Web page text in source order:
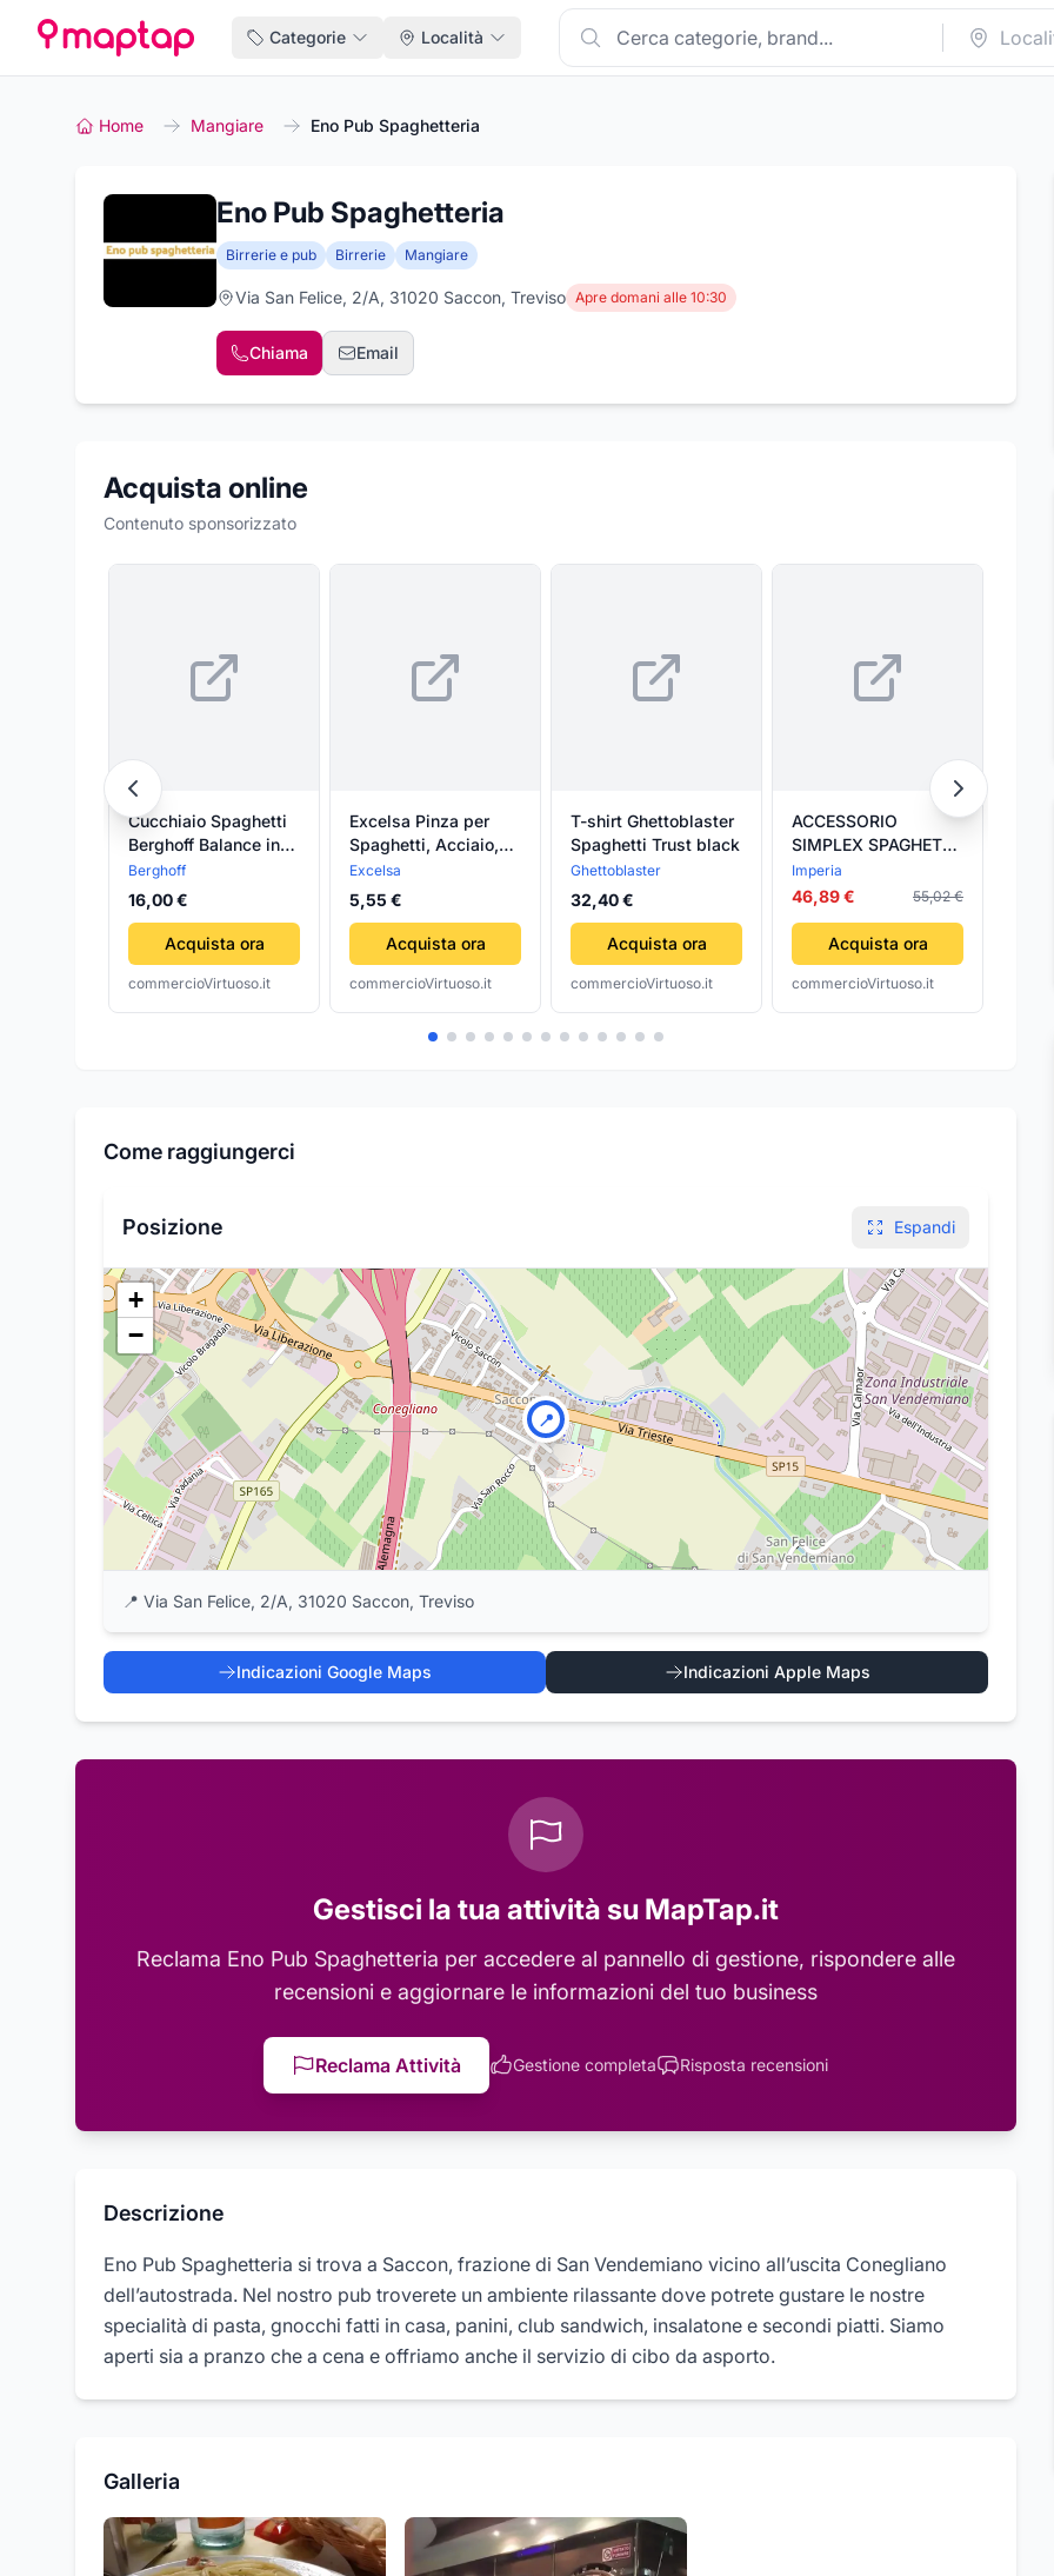
Categorie Località
Home Mangiare Eno Pub Spaghetteria
Eno Pub Spaghetteria
Birrerie e pub Birrerie Mangiare
Via San Felice, 2/A, 31020 Saccon, Treviso Apre domani alle 10:30
Chiama Email
Acquista online
Contenuto sponsorizzato
Cucchiaio Spaghetti
Berghoff Balance in
Plastica Riciclata
Berghoff
16,00 €
Acquista ora
commercioVirtuoso.it
Excelsa Pinza per
Spaghetti, Acciaio,
Argento
Excelsa
5,55 €
Acquista ora
commercioVirtuoso.it
T-shirt Ghettoblaster
Spaghetti Trust black
Ghettoblaster
32,40 €
Acquista ora
commercioVirtuoso.it
ACCESSORIO
SIMPLEX SPAGHETTI
PER MACCHINA
PASTA IMPERIA
Imperia
46,89 € 55,02 €
Acquista ora
commercioVirtuoso.it
Come raggiungerci
Posizione Espandi
📍
+
−
📍 Via San Felice, 2/A, 31020 Saccon, Treviso
Indicazioni Google Maps Indicazioni Apple Maps
Gestisci la tua attività su MapTap.it
Reclama Eno Pub Spaghetteria per accedere al pannello di gestione, rispondere alle
recensioni e aggiornare le informazioni del tuo business
Reclama Attività Gestione completa Risposta recensioni
Descrizione
Eno Pub Spaghetteria si trova a Saccon, frazione di San Vendemiano vicino all’uscita Conegliano
dell’autostrada. Nel nostro pub troverete un ambiente rilassante dove potrete gustare le nostre
specialità di pasta, gnocchi fatti in casa, panini, club sandwich, insalatone e secondi piatti. Siamo
aperti sia a pranzo che a cena e offriamo anche il servizio di cibo da asporto.
Galleria